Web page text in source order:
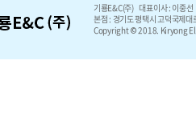
기룡E&C(주) 대표이사 : 이중
본점 : 경기도 평택시 고덕국
Copyright © 2018. Kiryong